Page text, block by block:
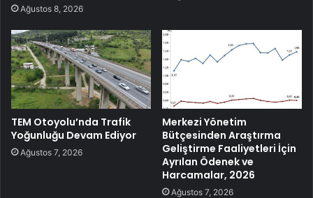
Ağustos 8, 2026
TEM Otoyolu’nda Trafik
Yoğunluğu Devam Ediyor
Ağustos 7, 2026
Merkezi Yönetim
Bütçesinden Araştırma
Geliştirme Faaliyetleri İçin
Ayrılan Ödenek ve
Harcamalar, 2026
Ağustos 7, 2026